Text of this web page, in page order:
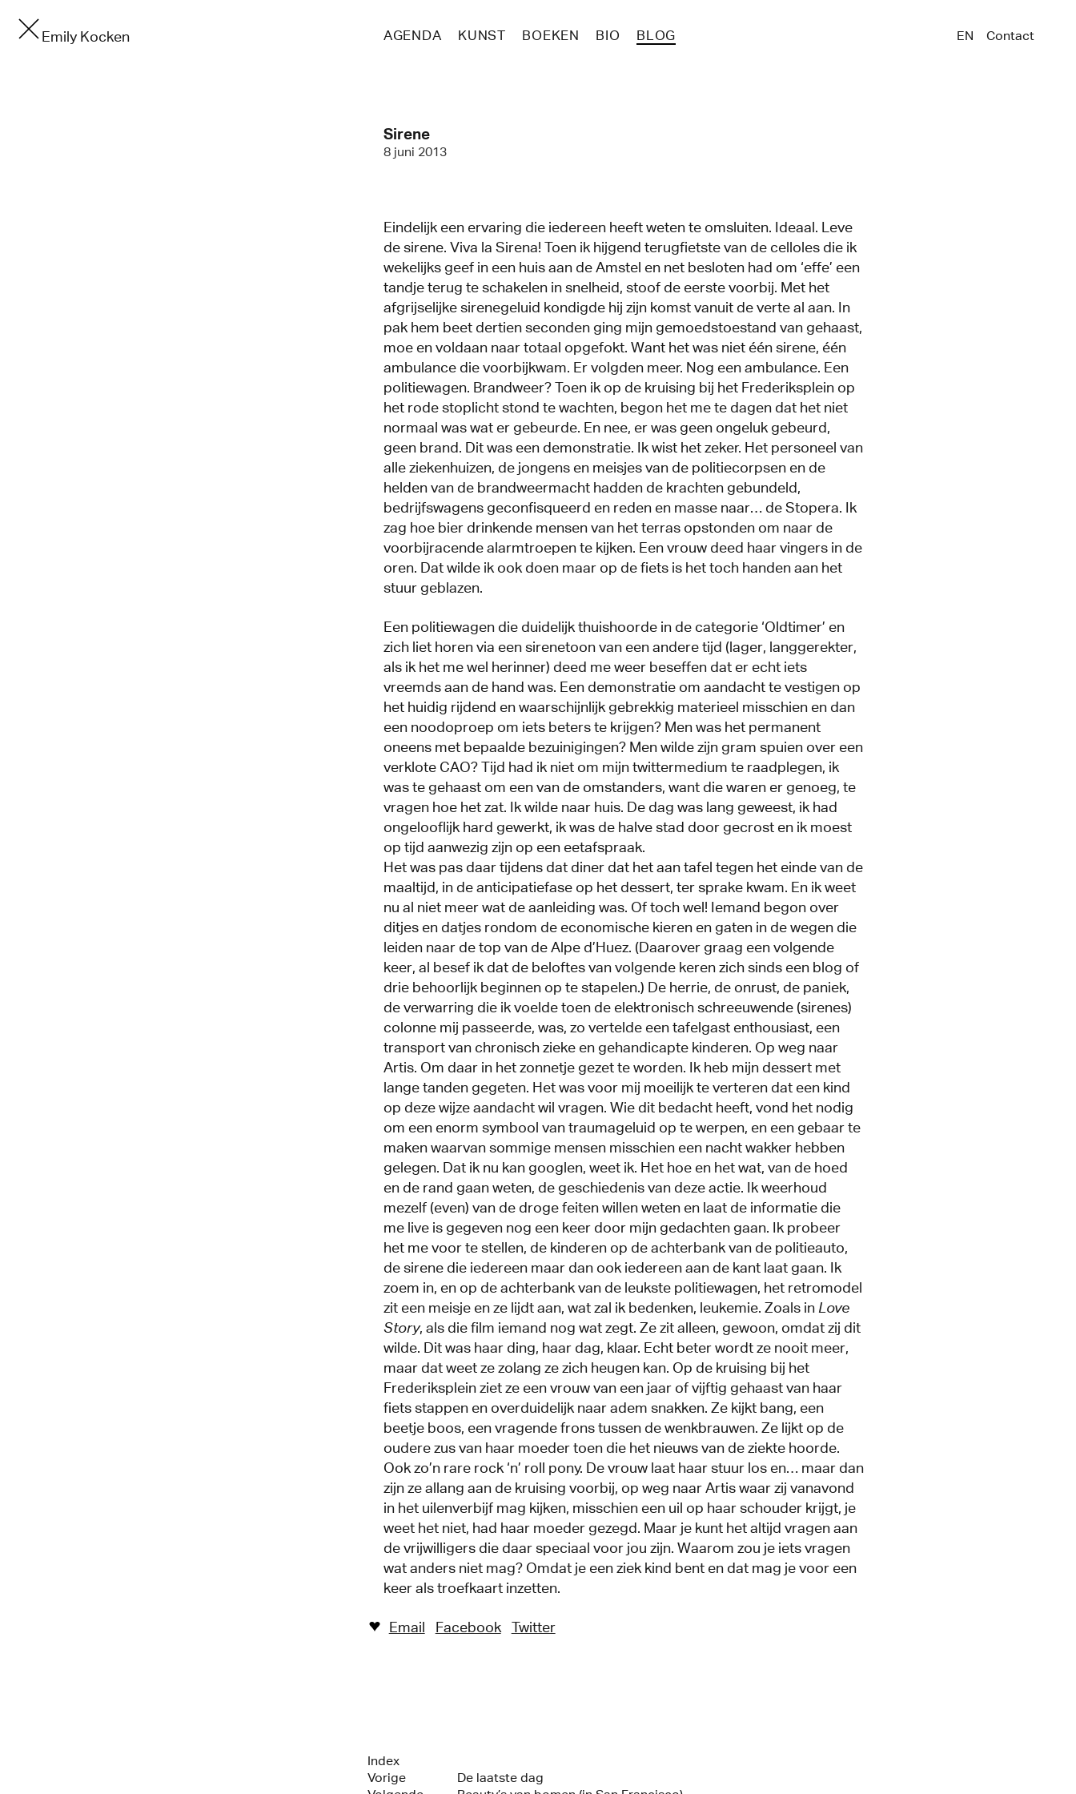
Emily Kocken AGENDA KUNST BOEKEN BIO BLOG EN Contact
Sirene
8 juni 2013
Eindelijk een ervaring die iedereen heeft weten te omsluiten. Ideaal. Leve
de sirene. Viva la Sirena! Toen ik hijgend terugfietste van de celloles die ik
wekelijks geef in een huis aan de Amstel en net besloten had om ‘effe’ een
tandje terug te schakelen in snelheid, stoof de eerste voorbij. Met het
afgrijselijke sirenegeluid kondigde hij zijn komst vanuit de verte al aan. In
pak hem beet dertien seconden ging mijn gemoedstoestand van gehaast,
moe en voldaan naar totaal opgefokt. Want het was niet één sirene, één
ambulance die voorbijkwam. Er volgden meer. Nog een ambulance. Een
politiewagen. Brandweer? Toen ik op de kruising bij het Frederiksplein op
het rode stoplicht stond te wachten, begon het me te dagen dat het niet
normaal was wat er gebeurde. En nee, er was geen ongeluk gebeurd,
geen brand. Dit was een demonstratie. Ik wist het zeker. Het personeel van
alle ziekenhuizen, de jongens en meisjes van de politiecorpsen en de
helden van de brandweermacht hadden de krachten gebundeld,
bedrijfswagens geconfisqueerd en reden en masse naar… de Stopera. Ik
zag hoe bier drinkende mensen van het terras opstonden om naar de
voorbijracende alarmtroepen te kijken. Een vrouw deed haar vingers in de
oren. Dat wilde ik ook doen maar op de fiets is het toch handen aan het
stuur geblazen.
Een politiewagen die duidelijk thuishoorde in de categorie ‘Oldtimer’ en
zich liet horen via een sirenetoon van een andere tijd (lager, langgerekter,
als ik het me wel herinner) deed me weer beseffen dat er echt iets
vreemds aan de hand was. Een demonstratie om aandacht te vestigen op
het huidig rijdend en waarschijnlijk gebrekkig materieel misschien en dan
een noodoproep om iets beters te krijgen? Men was het permanent
oneens met bepaalde bezuinigingen? Men wilde zijn gram spuien over een
verklote CAO? Tijd had ik niet om mijn twittermedium te raadplegen, ik
was te gehaast om een van de omstanders, want die waren er genoeg, te
vragen hoe het zat. Ik wilde naar huis. De dag was lang geweest, ik had
ongelooflijk hard gewerkt, ik was de halve stad door gecrost en ik moest
op tijd aanwezig zijn op een eetafspraak.
Het was pas daar tijdens dat diner dat het aan tafel tegen het einde van de
maaltijd, in de anticipatiefase op het dessert, ter sprake kwam. En ik weet
nu al niet meer wat de aanleiding was. Of toch wel! Iemand begon over
ditjes en datjes rondom de economische kieren en gaten in de wegen die
leiden naar de top van de Alpe d’Huez. (Daarover graag een volgende
keer, al besef ik dat de beloftes van volgende keren zich sinds een blog of
drie behoorlijk beginnen op te stapelen.) De herrie, de onrust, de paniek,
de verwarring die ik voelde toen de elektronisch schreeuwende (sirenes)
colonne mij passeerde, was, zo vertelde een tafelgast enthousiast, een
transport van chronisch zieke en gehandicapte kinderen. Op weg naar
Artis. Om daar in het zonnetje gezet te worden. Ik heb mijn dessert met
lange tanden gegeten. Het was voor mij moeilijk te verteren dat een kind
op deze wijze aandacht wil vragen. Wie dit bedacht heeft, vond het nodig
om een enorm symbool van traumageluid op te werpen, en een gebaar te
maken waarvan sommige mensen misschien een nacht wakker hebben
gelegen. Dat ik nu kan googlen, weet ik. Het hoe en het wat, van de hoed
en de rand gaan weten, de geschiedenis van deze actie. Ik weerhoud
mezelf (even) van de droge feiten willen weten en laat de informatie die
me live is gegeven nog een keer door mijn gedachten gaan. Ik probeer
het me voor te stellen, de kinderen op de achterbank van de politieauto,
de sirene die iedereen maar dan ook iedereen aan de kant laat gaan. Ik
zoem in, en op de achterbank van de leukste politiewagen, het retromodel
zit een meisje en ze lijdt aan, wat zal ik bedenken, leukemie. Zoals in Love
Story, als die film iemand nog wat zegt. Ze zit alleen, gewoon, omdat zij dit
wilde. Dit was haar ding, haar dag, klaar. Echt beter wordt ze nooit meer,
maar dat weet ze zolang ze zich heugen kan. Op de kruising bij het
Frederiksplein ziet ze een vrouw van een jaar of vijftig gehaast van haar
fiets stappen en overduidelijk naar adem snakken. Ze kijkt bang, een
beetje boos, een vragende frons tussen de wenkbrauwen. Ze lijkt op de
oudere zus van haar moeder toen die het nieuws van de ziekte hoorde.
Ook zo’n rare rock ‘n’ roll pony. De vrouw laat haar stuur los en… maar dan
zijn ze allang aan de kruising voorbij, op weg naar Artis waar zij vanavond
in het uilenverbijf mag kijken, misschien een uil op haar schouder krijgt, je
weet het niet, had haar moeder gezegd. Maar je kunt het altijd vragen aan
de vrijwilligers die daar speciaal voor jou zijn. Waarom zou je iets vragen
wat anders niet mag? Omdat je een ziek kind bent en dat mag je voor een
keer als troefkaart inzetten.
♥︎ Email Facebook Twitter
Index
Vorige
De laatste dag